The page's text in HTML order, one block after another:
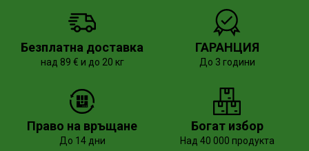
Безплатна доставка
над 89 € и до 20 кг
ГАРАНЦИЯ
До 3 години
Право на връщане
До 14 дни
Богат избор
Над 40 000 продукта